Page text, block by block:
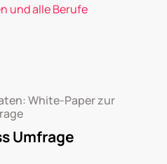
und alle Berufe
White-Paper zur
Umfrage